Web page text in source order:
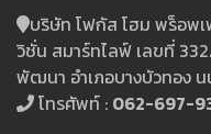
บริษัท โฟกัส โฮม พร็อพ
วิชั่น สมาร์ทไลฟ์ เลขที่
พัฒนา อำเภอบางบัวทอง น
โทรศัพท์ : 062-697-